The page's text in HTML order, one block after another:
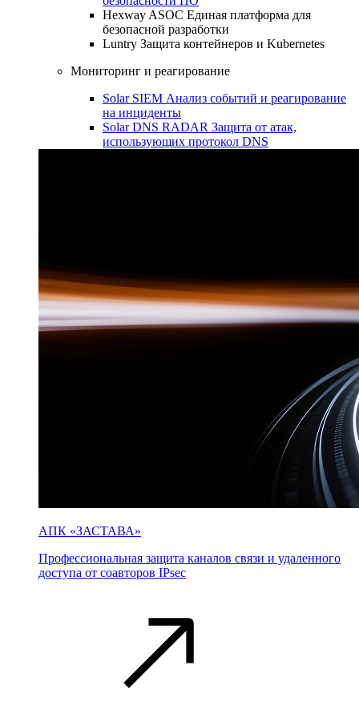
Hexway ASOC Единая платформа для
безопасной разработки
Luntry Защита контейнеров и Kubernetes
Мониторинг и реагирование
Solar SIEM Анализ событий и реагирование
на инциденты
Solar DNS RADAR Защита от атак,
использующих протокол DNS
АПК «ЗАСТАВА»
Профессиональная защита каналов связи и удаленного
доступа от соавторов IPsec